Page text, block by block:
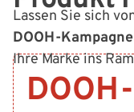
Lassen Sie sich
DOOH-
Ihre Marke ins